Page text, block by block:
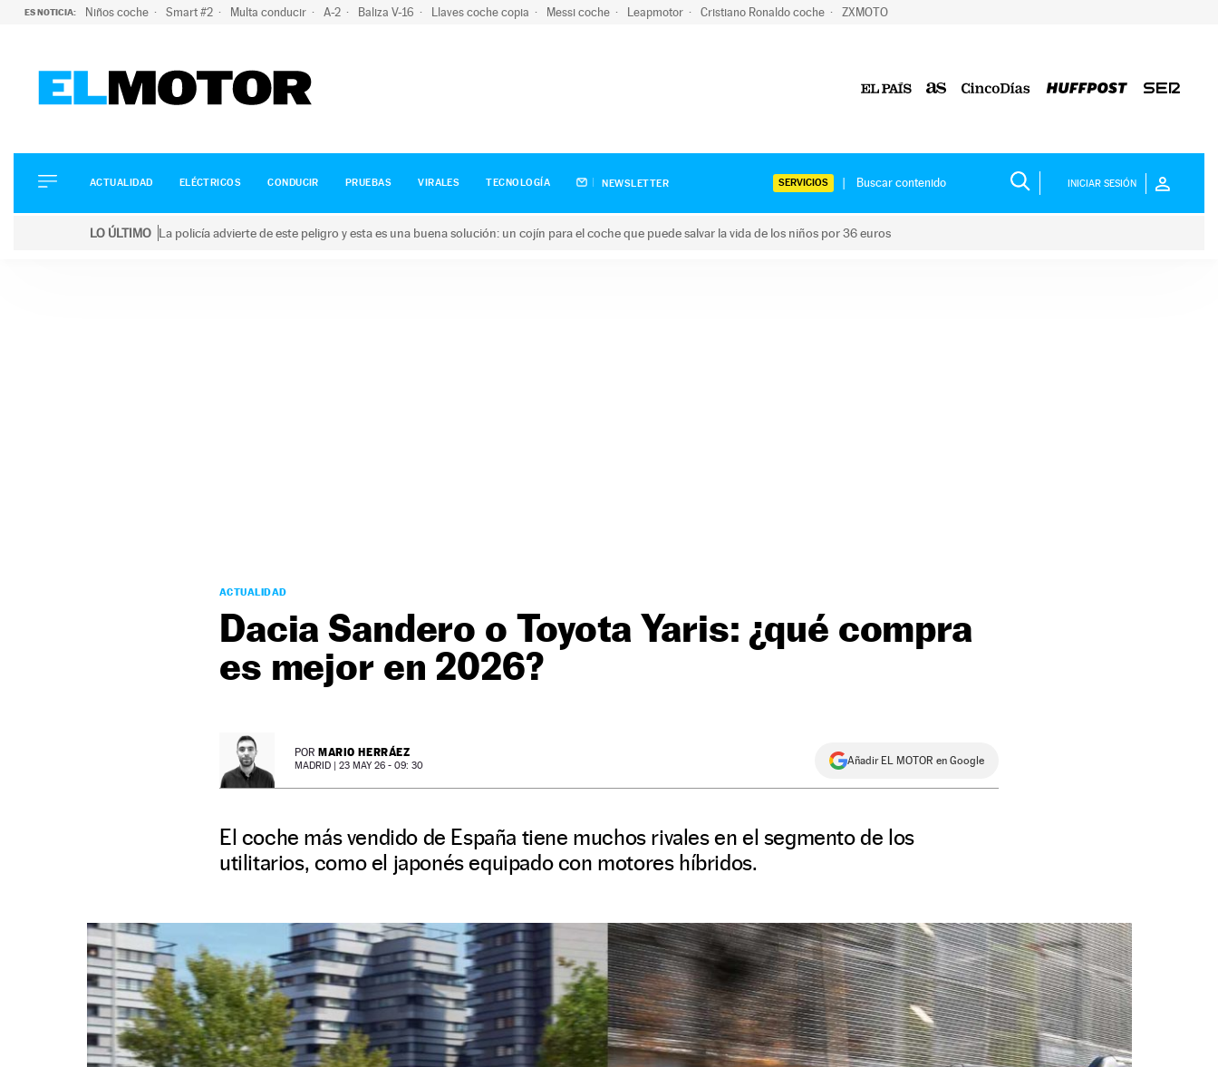
ES NOTICIA: Niños coche Smart #2 Multa conducir A-2 Baliza V-16 Llaves coche copia Messi coche Leapmotor Cristiano Ronaldo coche ZXMOTO
ELÉCTRICOS
CONDUCIR
ACTUALIDAD ELÉCTRICOS CONDUCIR PRUEBAS VIRALES TECNOLOGÍA NEWSLETTER SERVICIOS INICIAR SESIÓN
LO ÚLTIMO La policía advierte de este peligro y esta es una buena solución: un cojín para el coche que puede salvar la vida de los niños por 36 euros
ACTUALIDAD
Dacia Sandero o Toyota Yaris: ¿qué compra
es mejor en 2026?
POR MARIO HERRÁEZ
MADRID | 23 MAY 26 - 09: 30 Añadir EL MOTOR en Google
El coche más vendido de España tiene muchos rivales en el segmento de los
utilitarios, como el japonés equipado con motores híbridos.